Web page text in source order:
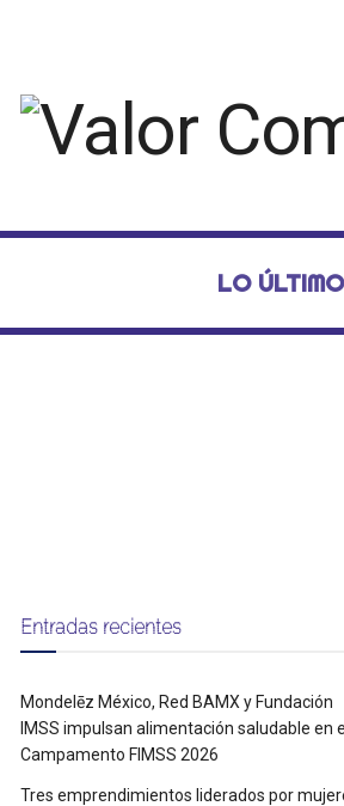
LO ÚLTIMO
Entradas recientes
Mondelēz México, Red BAMX y Fundación
IMSS impulsan alimentación saludable en el
Campamento FIMSS 2026
Tres emprendimientos liderados por